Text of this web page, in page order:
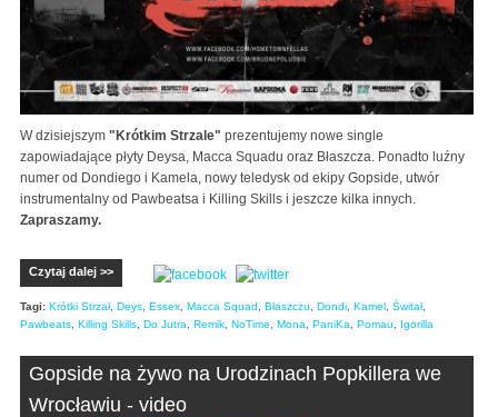
W dzisiejszym "Krótkim Strzale" prezentujemy nowe single
zapowiadające płyty Deysa, Macca Squadu oraz Błaszcza. Ponadto luźny
numer od Dondiego i Kamela, nowy teledysk od ekipy Gopside, utwór
instrumentalny od Pawbeatsa i Killing Skills i jeszcze kilka innych.
Zapraszamy.
Czytaj dalej >>
Tagi: Krótki Strzał, Deys Essex Macca Squad Błaszczu Dondi Kamel Świtał,
Pawbeats Killing Skills Do Jutra Remik NoTime Mona PaniKa Pomau Igorilla
Gopside na żywo na Urodzinach Popkillera we
Wrocławiu - video